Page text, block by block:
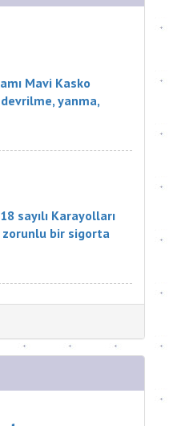
Mavi Kasko
yanma,
sayılı Karayolları
bir sigorta